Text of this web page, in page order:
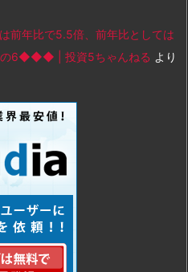
前年比で5.5倍、前年比としては
6◆◆◆ | 投資5ちゃんねる より